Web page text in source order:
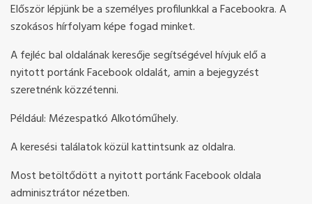
Először lépjünk be a személyes profilunkkal a Facebookra. A
szokásos hírfolyam képe fogad minket.
A fejléc bal oldalának keresője segítségével hívjuk elő a
nyitott portánk Facebook oldalát, amin a bejegyzést
szeretnénk közzétenni.
Például: Mézespatkó Alkotóműhely.
A keresési találatok közül kattintsunk az oldalra.
Most betöltődött a nyitott portánk Facebook oldala
adminisztrátor nézetben.